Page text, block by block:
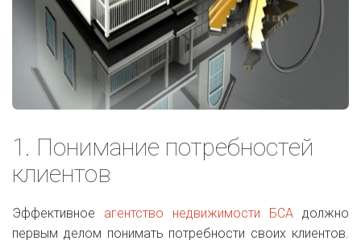
1. Понимание потребностей
клиентов
Эффективное агентство недвижимости БСА должно
первым делом понимать потребности своих клиентов.